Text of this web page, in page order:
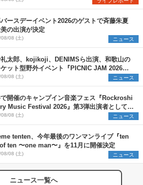
ースデーイベント2026のゲストで斉藤朱夏
の出演が決定
08 (土) ニュース
太郎、kojikoji、DENIMSら出演、和歌山の
ット型野外イベント『PICNIC JAM 2026』
ケット発売開始
08 (土) ニュース
開催のキャンプイン音楽フェス『Rockroshi
Music Festival 2026』第3弾出演者として
DO、かりゆし58、Reiを発表
08 (土) ニュース
tenten、今年最後のワンマンライブ『ten
ten 〜one man〜』を11月に開催決定
08 (土) ニュース
ニュース一覧へ